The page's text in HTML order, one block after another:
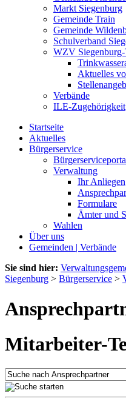
Markt Siegenburg
Gemeinde Train
Gemeinde
Schulverband
WZV Siegenburg-
Aktuelles
Verbände
ILE-Zugehörigkeit
Startseite
Aktuelles
Bürgerservice
Verwaltung
Ihr Anliegen
Formulare
Ämter und
Wahlen
Über uns
Gemeinden | Verbände
Sie sind hier:
Siegenburg > Bürgerservice >
Mitarbeiter-